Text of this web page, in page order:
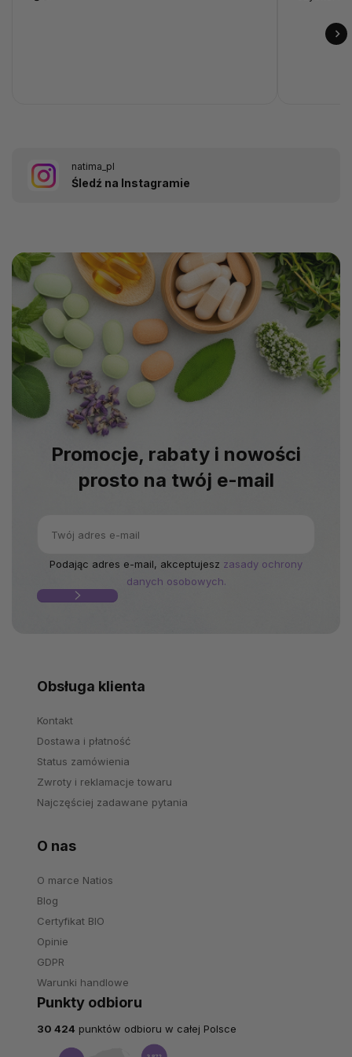
natima_pl
Śledź na Instagramie
Promocje, rabaty i nowości
prosto na twój e-mail
Podając adres e-mail, akceptujesz zasady ochrony
danych osobowych.
Obsługa klienta
Kontakt
Dostawa i płatność
Status zamówienia
Zwroty i reklamacje towaru
Najczęściej zadawane pytania
O nas
O marce Natios
Blog
Certyfikat BIO
Opinie
GDPR
Warunki handlowe
Punkty odbioru
30 424 punktów odbioru w całej Polsce